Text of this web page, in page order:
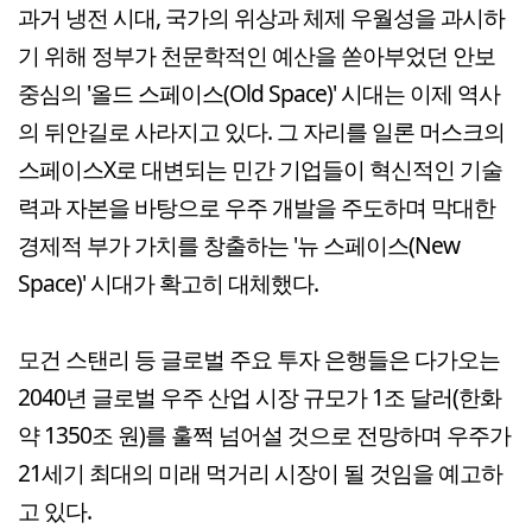
과거 냉전 시대, 국가의 위상과 체제 우월성을 과시하
기 위해 정부가 천문학적인 예산을 쏟아부었던 안보
중심의 '올드 스페이스(Old Space)' 시대는 이제 역사
의 뒤안길로 사라지고 있다. 그 자리를 일론 머스크의
스페이스X로 대변되는 민간 기업들이 혁신적인 기술
력과 자본을 바탕으로 우주 개발을 주도하며 막대한
경제적 부가 가치를 창출하는 '뉴 스페이스(New
Space)' 시대가 확고히 대체했다.
모건 스탠리 등 글로벌 주요 투자 은행들은 다가오는
2040년 글로벌 우주 산업 시장 규모가 1조 달러(한화
약 1350조 원)를 훌쩍 넘어설 것으로 전망하며 우주가
21세기 최대의 미래 먹거리 시장이 될 것임을 예고하
고 있다.